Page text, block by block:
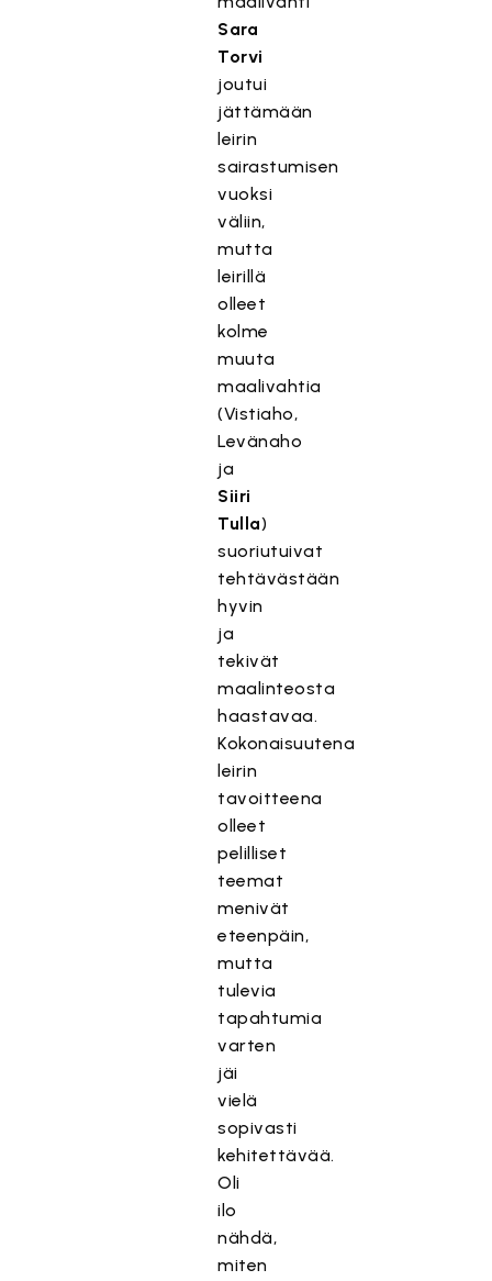
Sara
Torvi
joutui
jättämään
leirin
sairastumisen
vuoksi
väliin,
mutta
leirillä
olleet
kolme
muuta
maalivahtia
(Vistiaho,
Levänaho
ja
Siiri
Tulla)
suoriutuivat
tehtävästään
hyvin
ja
tekivät
maalinteosta
haastavaa.
Kokonaisuutena
leirin
tavoitteena
olleet
pelilliset
teemat
menivät
eteenpäin,
mutta
tulevia
tapahtumia
varten
jäi
vielä
sopivasti
kehitettävää.
Oli
ilo
nähdä,
miten